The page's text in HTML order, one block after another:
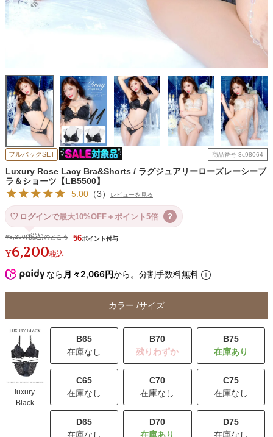
フルバックSET 商品番号 3c98064
Luxury Rose Lacy Bra&Shorts / ラグジュアリーローズレーシーブ
ラ＆ショーツ【LB5500】
5.00（3） レビューを見る
ログインで最大10%OFF＋ポイント5倍 ?
¥8,250 のところ
¥6,200税込
56
なら 月々2,066円から。分割手数料無料
カラー サイズ
luxury
Black
B65
在庫なし
B70
残りわずか
B75
C65
在庫なし
C70
在庫なし
C75
在庫なし
D65
在庫なし
D70
D75
在庫なし